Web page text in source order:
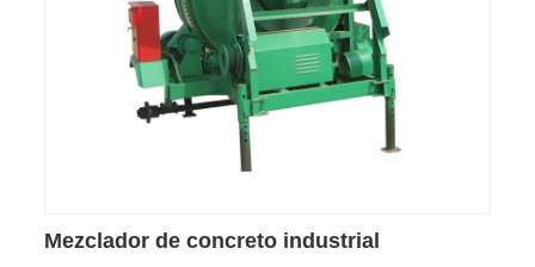
Mezclador de concreto industrial